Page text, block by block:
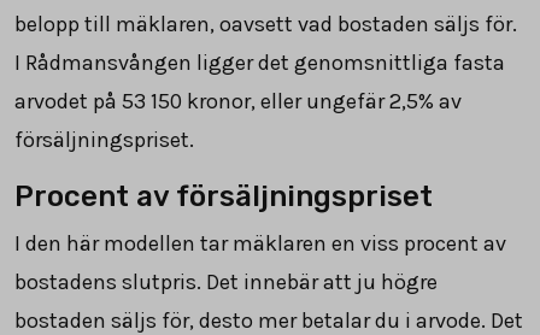
belopp till mäklaren, oavsett vad bostaden säljs för.
I Rådmansvången ligger det genomsnittliga fasta
arvodet på 53 150 kronor, eller ungefär 2,5% av
försäljningspriset.
Procent av försäljningspriset
I den här modellen tar mäklaren en viss procent av
bostadens slutpris. Det innebär att ju högre
bostaden säljs för, desto mer betalar du i arvode. Det